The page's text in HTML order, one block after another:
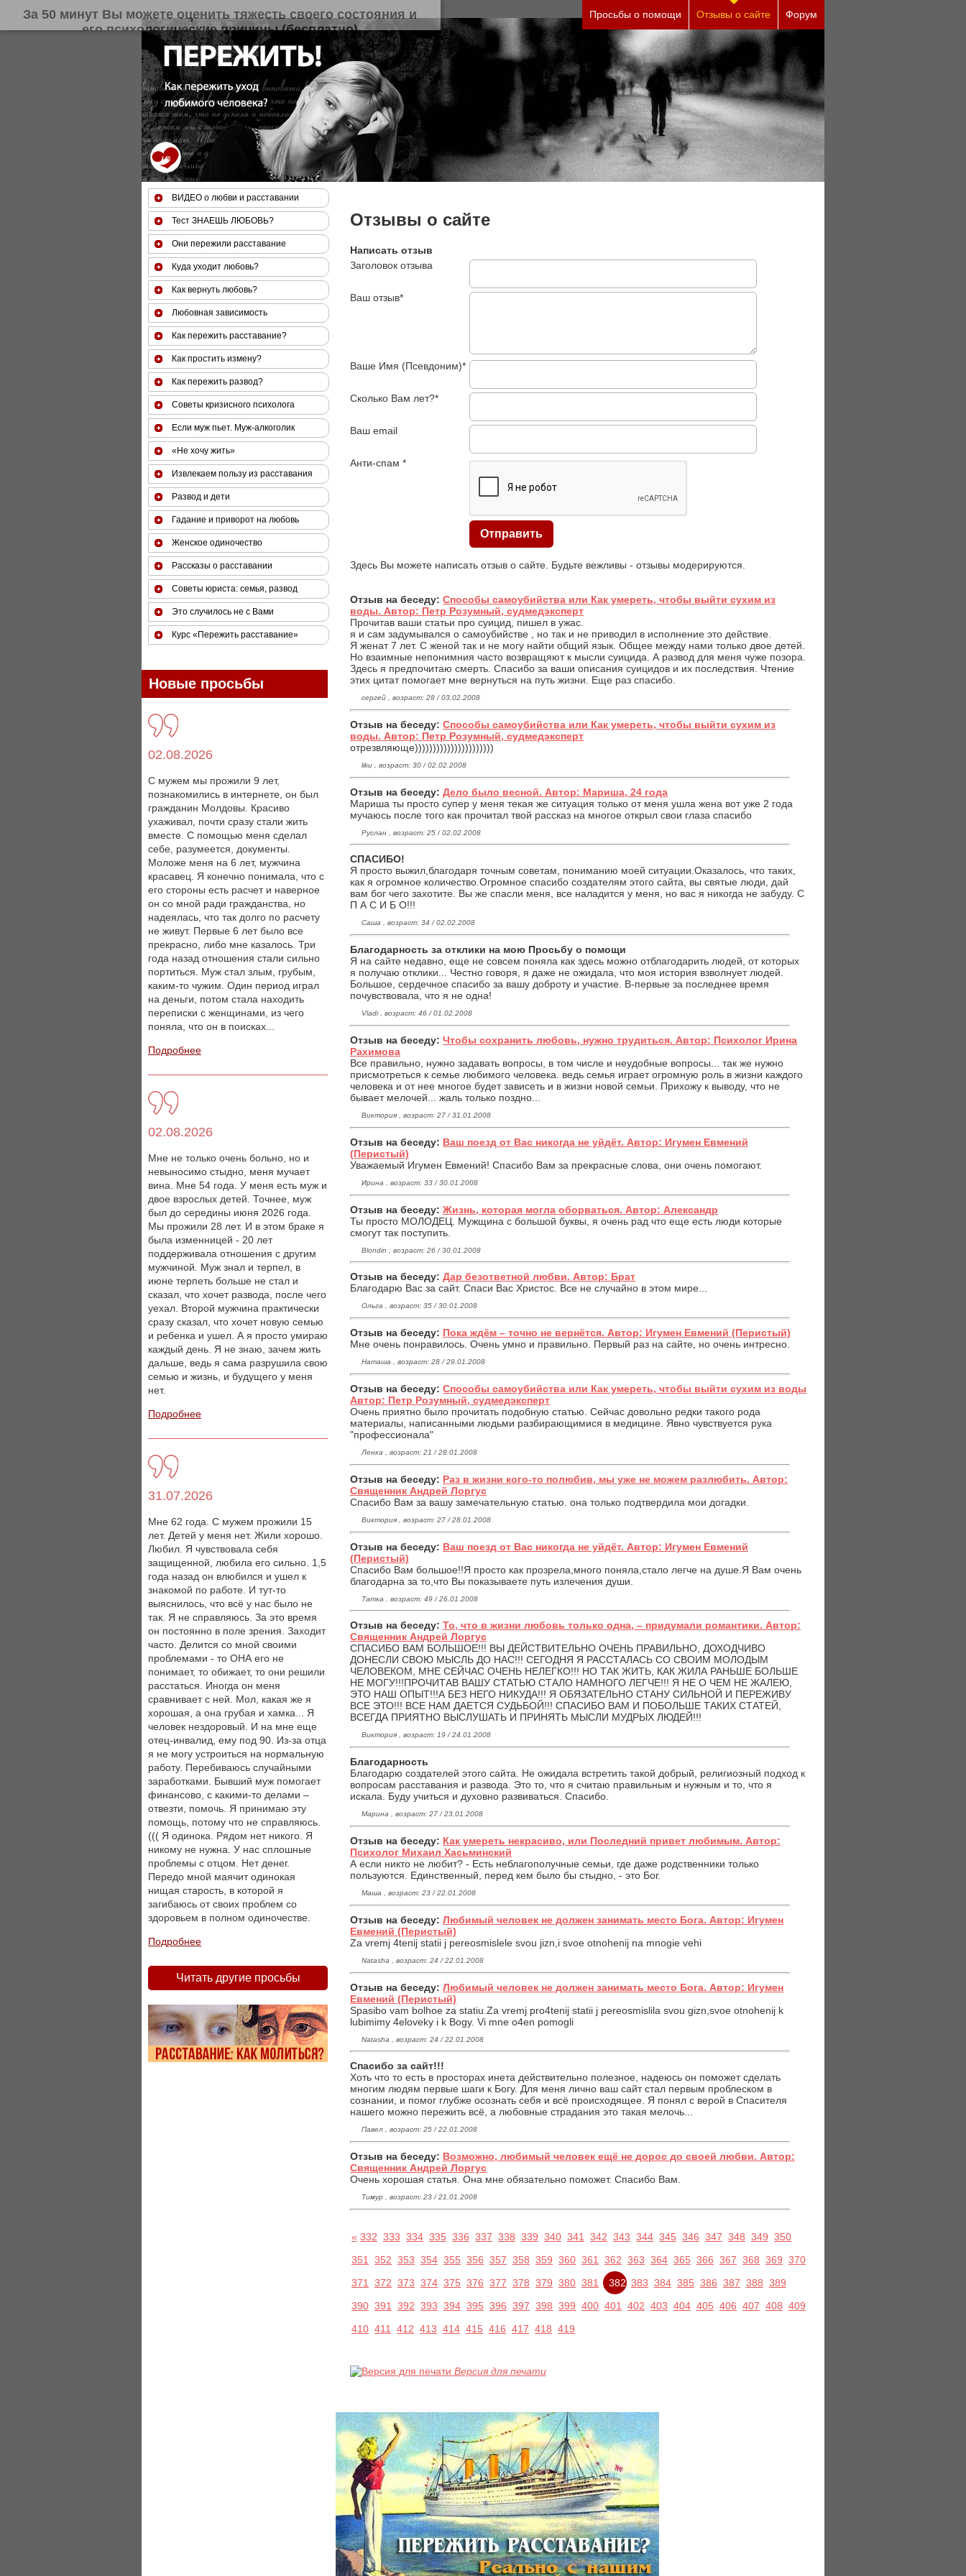
За 50 минут Вы можете оценить тяжесть своего состояния и его психологические причины (бесплатно)
Просьбы о помощи Отзывы о сайте Форум
Отзывы о сайте
Написать отзыв
Заголовок отзыва
Ваш отзыв*
Ваше Имя (Псевдоним)*
Сколько Вам лет?*
Ваш email
Анти-спам *
Здесь Вы можете написать отзыв о сайте. Будьте вежливы - отзывы модерируются.
Отзыв на беседу: Способы самоубийства или Как умереть, чтобы выйти сухим из
воды. Автор: Петр Розумный, судмедэксперт
Прочитав ваши статьи про суицид, пишел в ужас.
я и сам задумывался о самоубийстве , но так и не приводил в исполнение это действие.
Я женат 7 лет. С женой так и не могу найти общий язык. Общее между нами только двое детей.
Но взаимные непонимния часто возвращяют к мысли суицида. А развод для меня чуже позора.
Здесь я предпочитаю смерть. Спасибо за ваши описания суицидов и их последствия. Чтение
этих цитат помогает мне вернуться на путь жизни. Еще раз спасибо.
сергей , возраст: 28 / 03.02.2008
Отзыв на беседу: Способы самоубийства или Как умереть, чтобы выйти сухим из
воды. Автор: Петр Розумный, судмедэксперт
отрезвляюще))))))))))))))))))))))
liku , возраст: 30 / 02.02.2008
Отзыв на беседу: Дело было весной. Автор: Мариша, 24 года
Мариша ты просто супер у меня текая же ситуация только от меня ушла жена вот уже 2 года
мучаюсь после того как прочитал твой рассказ на многое открыл свои глаза спасибо
Руслан , возраст: 25 / 02.02.2008
СПАСИБО!
Я просто выжил,благодаря точным советам, пониманию моей ситуации.Оказалось, что таких,
как я огромное количество.Огромное спасибо создателям этого сайта, вы святые люди, дай
вам бог чего захотите. Вы же спасли меня, все наладится у меня, но вас я никогда не забуду. С
П А С И Б О!!!
Саша , возраст: 34 / 02.02.2008
Благодарность за отклики на мою Просьбу о помощи
Я на сайте недавно, еще не совсем поняла как здесь можно отблагодарить людей, от которых
я получаю отклики... Честно говоря, я даже не ожидала, что моя история взволнует людей.
Большое, сердечное спасибо за вашу доброту и участие. В-первые за последнее время
почувствовала, что я не одна!
Vladi , возраст: 46 / 01.02.2008
Отзыв на беседу: Чтобы сохранить любовь, нужно трудиться. Автор: Психолог Ирина
Рахимова
Все правильно, нужно задавать вопросы, в том числе и неудобные вопросы... так же нужно
присмотреться к семье любимого человека. ведь семья играет огромную роль в жизни каждого
человека и от нее многое будет зависеть и в жизни новой семьи. Прихожу к выводу, что не
бывает мелочей... жаль только поздно...
Виктория , возраст: 27 / 31.01.2008
Отзыв на беседу: Ваш поезд от Вас никогда не уйдёт. Автор: Игумен Евмений
(Перистый)
Уважаемый Игумен Евмений! Спасибо Вам за прекрасные слова, они очень помогают.
Ирина , возраст: 33 / 30.01.2008
Отзыв на беседу: Жизнь, которая могла оборваться. Автор: Александр
Ты просто МОЛОДЕЦ. Мужщина с большой буквы, я очень рад что еще есть люди которые
смогут так поступить.
Blondin , возраст: 26 / 30.01.2008
Отзыв на беседу: Дар безответной любви. Автор: Брат
Благодарю Вас за сайт. Спаси Вас Христос. Все не случайно в этом мире...
Ольга , возраст: 35 / 30.01.2008
Отзыв на беседу: Пока ждём – точно не вернётся. Автор: Игумен Евмений (Перистый)
Мне очень понравилось. Очень умно и правильно. Первый раз на сайте, но очень интресно.
Наташа , возраст: 28 / 29.01.2008
Отзыв на беседу: Способы самоубийства или Как умереть, чтобы выйти сухим из воды
Автор: Петр Розумный, судмедэксперт
Очень приятно было прочитать подобную статью. Сейчас довольно редки такого рода
материалы, написанными людьми разбирающимися в медицине. Явно чувствуется рука
"профессионала"
Ленка , возраст: 21 / 28.01.2008
Отзыв на беседу: Раз в жизни кого-то полюбив, мы уже не можем разлюбить. Автор:
Священник Андрей Лоргус
Спасибо Вам за вашу замечательную статью. она только подтвердила мои догадки.
Виктория , возраст: 27 / 28.01.2008
Отзыв на беседу: Ваш поезд от Вас никогда не уйдёт. Автор: Игумен Евмений
(Перистый)
Спасибо Вам большое!!Я просто как прозрела,много поняла,стало легче на душе.Я Вам очень
благодарна за то,что Вы показываете путь излечения души.
Татка , возраст: 49 / 26.01.2008
Отзыв на беседу: То, что в жизни любовь только одна, – придумали романтики. Автор:
Священник Андрей Лоргус
СПАСИБО ВАМ БОЛЬШОЕ!!! ВЫ ДЕЙСТВИТЕЛЬНО ОЧЕНЬ ПРАВИЛЬНО, ДОХОДЧИВО
ДОНЕСЛИ СВОЮ МЫСЛЬ ДО НАС!!! СЕГОДНЯ Я РАССТАЛАСЬ СО СВОИМ МОЛОДЫМ
ЧЕЛОВЕКОМ, МНЕ СЕЙЧАС ОЧЕНЬ НЕЛЕГКО!!! НО ТАК ЖИТЬ, КАК ЖИЛА РАНЬШЕ БОЛЬШЕ
НЕ МОГУ!!!ПРОЧИТАВ ВАШУ СТАТЬЮ СТАЛО НАМНОГО ЛЕГЧЕ!!! Я НЕ О ЧЕМ НЕ ЖАЛЕЮ,
ЭТО НАШ ОПЫТ!!!А БЕЗ НЕГО НИКУДА!!! Я ОБЯЗАТЕЛЬНО СТАНУ СИЛЬНОЙ И ПЕРЕЖИВУ
ВСЕ ЭТО!!! ВСЕ НАМ ДАЕТСЯ СУДЬБОЙ!!! СПАСИБО ВАМ И ПОБОЛЬШЕ ТАКИХ СТАТЕЙ,
ВСЕГДА ПРИЯТНО ВЫСЛУШАТЬ И ПРИНЯТЬ МЫСЛИ МУДРЫХ ЛЮДЕЙ!!!
Виктория , возраст: 19 / 24.01.2008
Благодарность
Благодарю создателей этого сайта. Не ожидала встретить такой добрый, религиозный подход к
вопросам расставания и развода. Это то, что я считаю правильным и нужным и то, что я
искала. Буду учиться и духовно развиваться. Спасибо.
Марина , возраст: 27 / 23.01.2008
Отзыв на беседу: Как умереть некрасиво, или Последний привет любимым. Автор:
Психолог Михаил Хасьминский
А если никто не любит? - Есть неблагополучные семьи, где даже родственники только
пользуются. Единственный, перед кем было бы стыдно, - это Бог.
Маша , возраст: 23 / 22.01.2008
Отзыв на беседу: Любимый человек не должен занимать место Бога. Автор: Игумен
Евмений (Перистый)
Za vremj 4tenij statii j pereosmislele svou jizn,i svoe otnohenij na mnogie vehi
Natasha , возраст: 24 / 22.01.2008
Отзыв на беседу: Любимый человек не должен занимать место Бога. Автор: Игумен
Евмений (Перистый)
Spasibo vam bolhoe za statiu.Za vremj pro4tenij statii j pereosmislila svou gizn,svoe otnohenij k
lubimimy 4eloveky i k Bogy. Vi mne o4en pomogli
Natasha , возраст: 24 / 22.01.2008
Спасибо за сайт!!!
Хоть что то есть в просторах инета действительно полезное, надеюсь он поможет сделать
многим людям первые шаги к Богу. Для меня лично ваш сайт стал первым проблеском в
сознании, и помог глубже осознать себя и всё происходящее. Я понял с верой в Спасителя
нашего можно пережить всё, а любовные страдания это такая мелочь...
Павел , возраст: 25 / 22.01.2008
Отзыв на беседу: Возможно, любимый человек ещё не дорос до своей любви. Автор:
Священник Андрей Лоргус
Очень хорошая статья. Она мне обязательно поможет. Спасибо Вам.
Тимур , возраст: 23 / 21.01.2008
« 332 333 334 335 336 337 338 339 340 341 342 343 344 345 346 347 348 349 350
351
352 353 354 355 356 357 358 359 360 361 362 363 364 365 366 367 368 369 370
371
372 373 374 375 376 377 378 379 380 381 382 383 384 385 386 387 388 389
390 391 392 393 394 395 396 397 398 399 400 401 402 403 404 405 406 407 408 409
410 411 412 413 414 415 416 417 418 419
Версия для печати
ВИДЕО о любви и расставании
Тест ЗНАЕШЬ ЛЮБОВЬ?
Они пережили расставание
Куда уходит любовь?
Как вернуть любовь?
Любовная зависимость
Как пережить расставание?
Как простить измену?
Как пережить развод?
Советы кризисного психолога
Если муж пьет. Муж-алкоголик
«Не хочу жить»
Извлекаем пользу из расставания
Развод и дети
Гадание и приворот на любовь
Женское одиночество
Рассказы о расставании
Советы юриста: семья, развод
Это случилось не с Вами
Курс «Пережить расставание»
Новые просьбы
02.08.2026
С мужем мы прожили 9 лет,
познакомились в интернете, он был
гражданин Молдовы. Красиво
ухаживал, почти сразу стали жить
вместе. С помощью меня сделал
себе, разумеется, документы.
Моложе меня на 6 лет, мужчина
красавец. Я конечно понимала, что с
его стороны есть расчет и наверное
он со мной ради гражданства, но
надеялась, что так долго по расчету
не живут. Первые 6 лет было все
прекрасно, либо мне казалось. Три
года назад отношения стали сильно
портиться. Муж стал злым, грубым,
каким-то чужим. Один период играл
на деньги, потом стала находить
переписки с женщинами, из чего
поняла, что он в поисках...
Подробнее
02.08.2026
Мне не только очень больно, но и
невыносимо стыдно, меня мучает
вина. Мне 54 года. У меня есть муж и
двое взрослых детей. Точнее, муж
был до середины июня 2026 года.
Мы прожили 28 лет. И в этом браке я
была изменницей - 20 лет
поддерживала отношения с другим
мужчиной. Муж знал и терпел, в
июне терпеть больше не стал и
сказал, что хочет развода, после чего
уехал. Второй мужчина практически
сразу сказал, что хочет новую семью
и ребенка и ушел. А я просто умираю
каждый день. Я не знаю, зачем жить
дальше, ведь я сама разрушила свою
семью и жизнь, и будущего у меня
нет.
Подробнее
31.07.2026
Мне 62 года. С мужем прожили 15
лет. Детей у меня нет. Жили хорошо.
Любил. Я чувствовала себя
защищенной, любила его сильно. 1,5
года назад он влюбился и ушел к
знакомой по работе. И тут-то
выяснилось, что всё у нас было не
так. Я не справляюсь. За это время
он постоянно в поле зрения. Заходит
часто. Делится со мной своими
проблемами - то ОНА его не
понимает, то обижает, то они решили
расстаться. Иногда он меня
сравнивает с ней. Мол, какая же я
хорошая, а она грубая и хамка... Я
человек нездоровый. И на мне еще
отец-инвалид, ему под 90. Из-за отца
я не могу устроиться на нормальную
работу. Перебиваюсь случайными
заработками. Бывший муж помогает
финансово, с какими-то делами –
отвезти, помочь. Я принимаю эту
помощь, потому что не справляюсь.
((( Я одинока. Рядом нет никого. Я
никому не нужна. У нас сплошные
проблемы с отцом. Нет денег.
Передо мной маячит одинокая
нищая старость, в которой я
загибаюсь от своих проблем со
здоровьем в полном одиночестве.
Подробнее
Читать другие просьбы